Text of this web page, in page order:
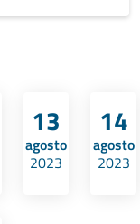
13
agosto
2023
14
agosto
2023